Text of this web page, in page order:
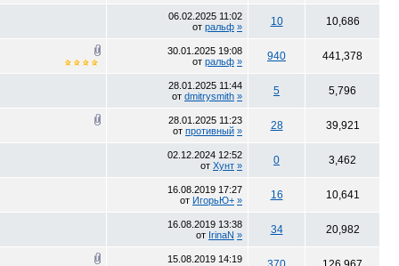
06.02.2025 11:02
от ральф » 10 10,686
30.01.2025 19:08
от ральф » 940 441,378
28.01.2025 11:44
от dmitrysmith » 5 5,796
28.01.2025 11:23
от противный » 28 39,921
02.12.2024 12:52
от Хунт » 0 3,462
16.08.2019 17:27
от ИгорьЮ+ » 16 10,641
16.08.2019 13:38
от IrinaN » 34 20,982
15.08.2019 14:19